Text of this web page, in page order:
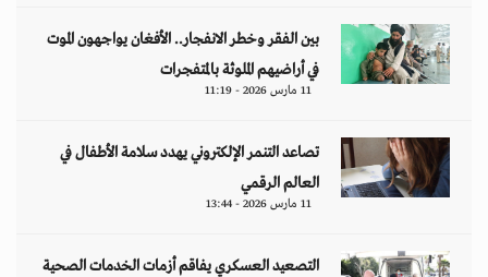
بين الفقر وخطر الانفجار.. الأفغان يواجهون الموت
في أراضيهم الملوثة بالمتفجرات
11 مارس 2026 - 11:19
تصاعد التنمر الإلكتروني يهدد سلامة الأطفال في
العالم الرقمي
11 مارس 2026 - 13:44
التصعيد العسكري يفاقم أزمات الخدمات الصحية